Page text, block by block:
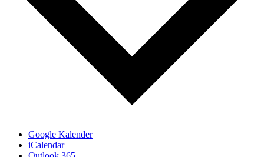
Google Kalender
iCalendar